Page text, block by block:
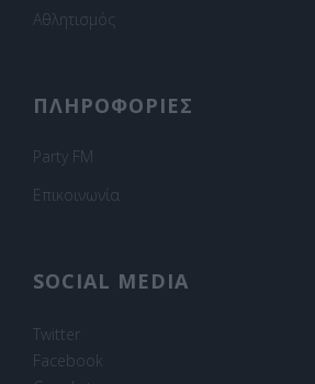
Αθλητισμός
ΠΛΗΡΟΦΟΡΙΕΣ
Party FM
Επικοινωνία
SOCIAL MEDIA
Twitter
Facebook